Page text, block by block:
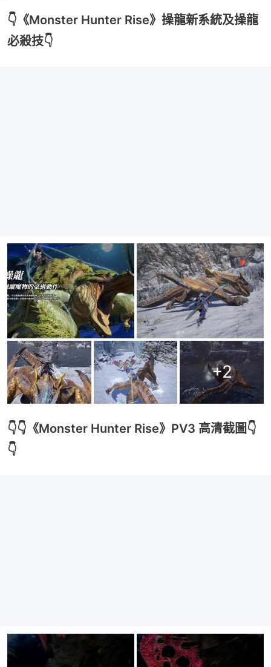
👇《Monster Hunter Rise》操龍新系統及操龍
必殺技👇
+2
👇👇《Monster Hunter Rise》PV3 高清截圖👇
👇